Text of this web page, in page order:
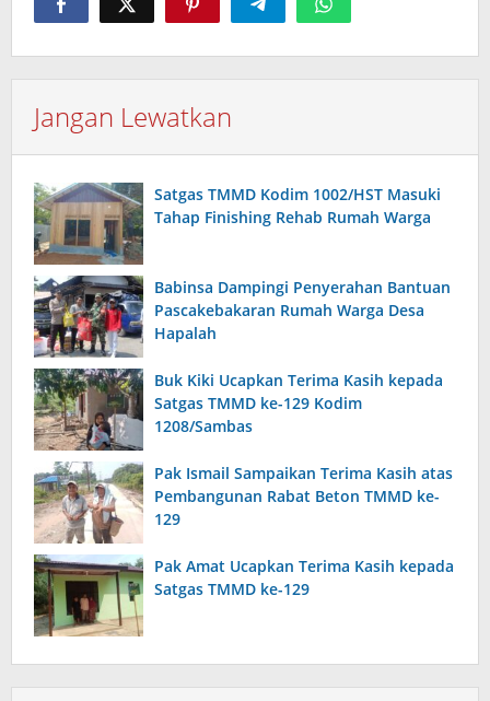
Jangan Lewatkan
Satgas TMMD Kodim 1002/HST Masuki
Tahap Finishing Rehab Rumah Warga
Babinsa Dampingi Penyerahan Bantuan
Pascakebakaran Rumah Warga Desa
Hapalah
Buk Kiki Ucapkan Terima Kasih kepada
Satgas TMMD ke-129 Kodim
1208/Sambas
Pak Ismail Sampaikan Terima Kasih atas
Pembangunan Rabat Beton TMMD ke-
129
Pak Amat Ucapkan Terima Kasih kepada
Satgas TMMD ke-129